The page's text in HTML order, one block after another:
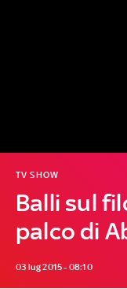
Balli sul
palco di
TV SHOW
03 lug 2015 - 08:10